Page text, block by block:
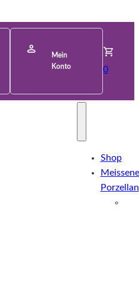
Mein
Konto
0
Shop
Porzellan